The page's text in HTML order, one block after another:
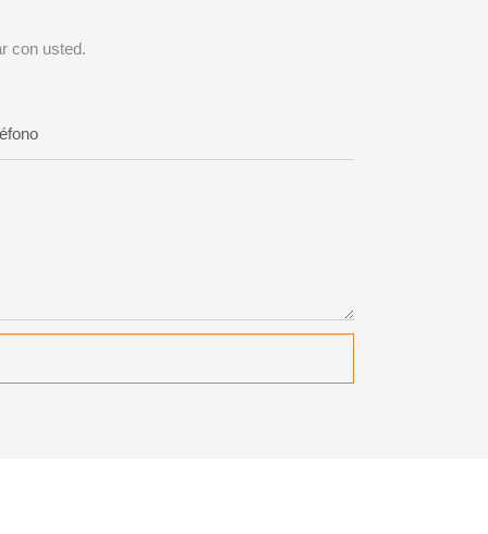
con usted.